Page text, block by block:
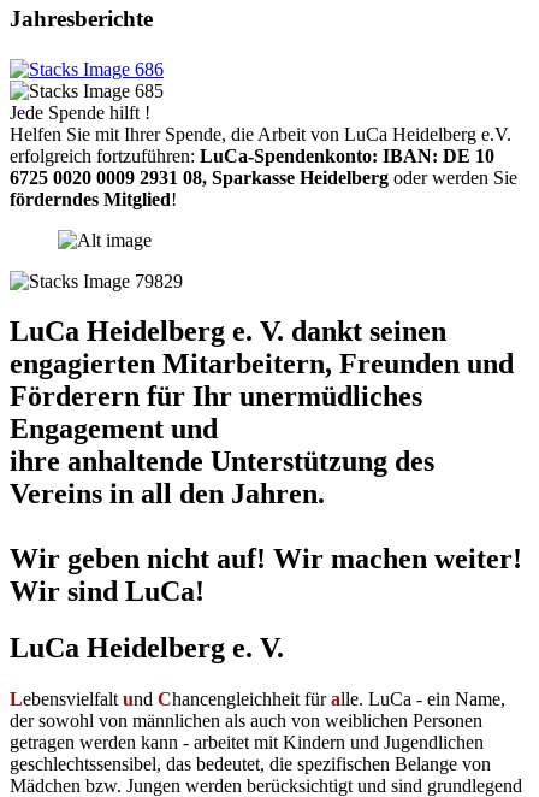
Jahresberichte
Jede Spende hilft !
Helfen Sie mit Ihrer Spende, die Arbeit von LuCa Heidelberg e.V.
erfolgreich fortzuführen: LuCa-Spendenkonto: IBAN: DE 10
6725 0020 0009 2931 08, Sparkasse Heidelberg oder werden Sie
förderndes Mitglied!
LuCa Heidelberg e. V. dankt seinen
engagierten Mitarbeitern, Freunden und
Förderern für Ihr unermüdliches
Engagement und
ihre anhaltende Unterstützung des
Vereins in all den Jahren.
Wir geben nicht auf! Wir machen weiter!
Wir sind LuCa!
LuCa Heidelberg e. V.
Lebensvielfalt und Chancengleichheit füralle. LuCa - ein Name,
der sowohl von männlichen als auch von weiblichen Personen
getragen werden kann - arbeitet mit Kindern und Jugendlichen
geschlechtssensibel, das bedeutet, die spezifischen Belange von
Mädchen bzw. Jungen werden berücksichtigt und sind grundlegend